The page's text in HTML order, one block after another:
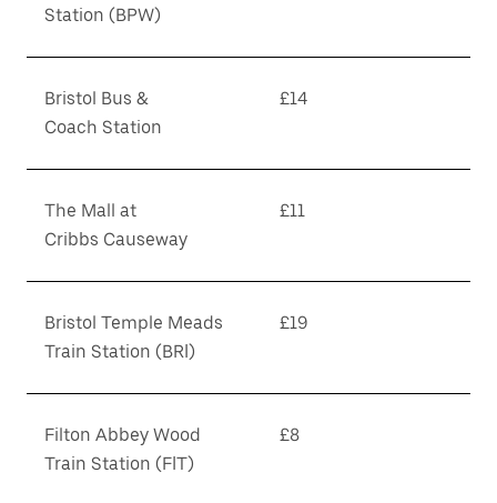
Station (BPW)
Bristol Bus &
Coach Station
£14
The Mall at
Cribbs Causeway
£11
Bristol Temple Meads
Train Station (BRI)
£19
Filton Abbey Wood
Train Station (FIT)
£8